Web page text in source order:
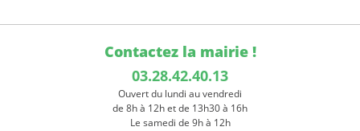
Contactez la mairie !
03.28.42.40.13
Ouvert du lundi au vendredi
de 8h à 12h et de 13h30 à 16h
Le samedi de 9h à 12h